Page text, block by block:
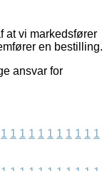
at vi markedsfører
en bestilling.
ansvar for
1 1 1 1 1 1 1 1 1 1 1